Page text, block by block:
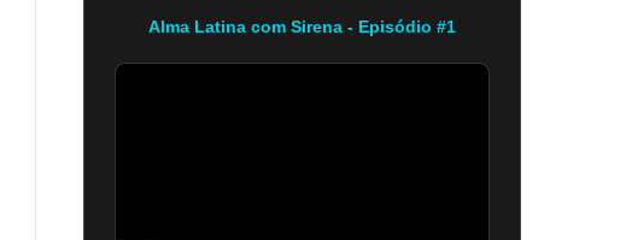
Alma Latina com Sirena - Episódio #1